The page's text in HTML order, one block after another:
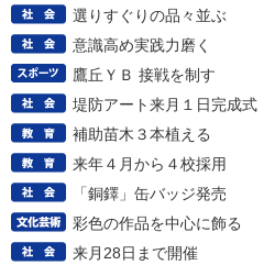
選りすぐりの品々並ぶ
意識高め実践力磨く
鷹丘ＹＢ 接戦を制す
堤防アート来月１日完成式
補助苗木３本植える
来年４月から４校採用
「銅鐸」缶バッジ発売
彩色の作品を中心に飾る
来月28日まで開催